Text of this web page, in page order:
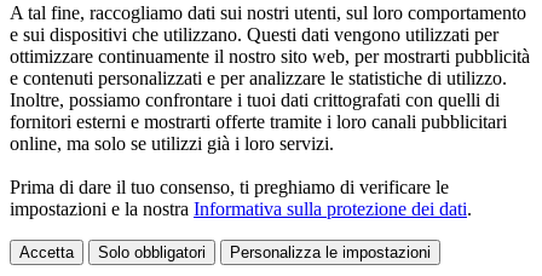
A tal fine, raccogliamo dati sui nostri utenti, sul loro comportamento
e sui dispositivi che utilizzano. Questi dati vengono utilizzati per
ottimizzare continuamente il nostro sito web, per mostrarti pubblicità
e contenuti personalizzati e per analizzare le statistiche di utilizzo.
Inoltre, possiamo confrontare i tuoi dati crittografati con quelli di
fornitori esterni e mostrarti offerte tramite i loro canali pubblicitari
online, ma solo se utilizzi già i loro servizi.
Prima di dare il tuo consenso, ti preghiamo di verificare le
impostazioni e la nostra Informativa sulla protezione dei dati.
Accetta Solo obbligatori Personalizza le impostazioni